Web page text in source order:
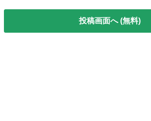
投稿画面へ (無料)